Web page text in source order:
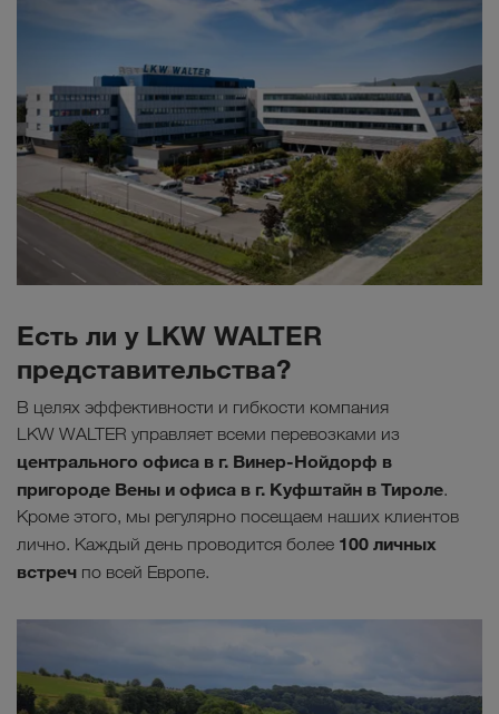
Есть ли у LKW WALTER
представительства?
В целях эффективности и гибкости компания
LKW WALTER управляет всеми перевозками из
центрального офиса в г. Винер-Нойдорф в
пригороде Вены и офиса в г. Куфштайн в Тироле.
Кроме этого, мы регулярно посещаем наших клиентов
лично. Каждый день проводится более 100 личных
встреч по всей Европе.